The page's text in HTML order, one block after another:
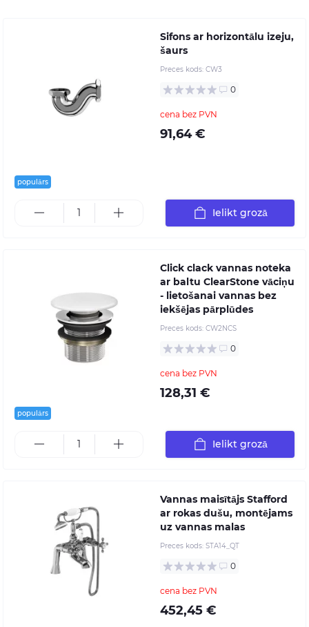
populārs
Sifons ar horizontālu izeju,
šaurs
Preces kods: CW3
0
cena bez PVN
91,64 €
Ielikt grozā
populārs
Click clack vannas noteka
ar baltu ClearStone vāciņu
- lietošanai vannas bez
iekšējas pārplūdes
Preces kods: CW2NCS
0
cena bez PVN
128,31 €
Ielikt grozā
Vannas maisītājs Stafford
ar rokas dušu, montējams
uz vannas malas
Preces kods: STA14_QT
0
cena bez PVN
452,45 €